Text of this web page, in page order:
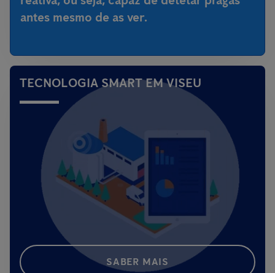
antes mesmo de as ver.
TECNOLOGIA SMART EM VISEU
SABER MAIS